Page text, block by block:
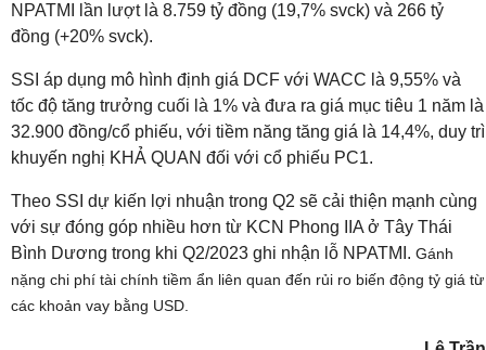
NPATMI lần lượt là 8.759 tỷ đồng (19,7% svck) và 266 tỷ
đồng (+20% svck).
SSI áp dụng mô hình định giá DCF với WACC là 9,55% và
tốc độ tăng trưởng cuối là 1% và đưa ra giá mục tiêu 1 năm là
32.900 đồng/cổ phiếu, với tiềm năng tăng giá là 14,4%, duy trì
khuyến nghị KHẢ QUAN đối với cổ phiếu PC1.
Theo SSI dự kiến lợi nhuận trong Q2 sẽ cải thiện mạnh cùng
với sự đóng góp nhiều hơn từ KCN Phong IIA ở Tây Thái
Bình Dương trong khi Q2/2023 ghi nhận lỗ NPATMI. Gánh
nặng chi phí tài chính tiềm ẩn liên quan đến rủi ro biến động tỷ giá từ
các khoản vay bằng USD.